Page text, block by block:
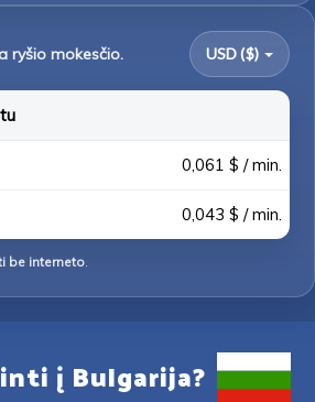
ryšio mokesčio. USD ($)
0,061 $ / min.
0,043 $ / min.
be interneto.
į Bulgarija?